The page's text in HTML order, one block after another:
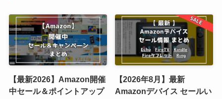
【最新2026】Amazon開催
中セール＆ポイントアップ
【2026年8月】最新
Amazonデバイス セールい